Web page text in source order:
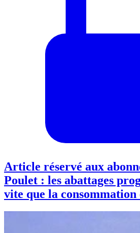
Article réservé aux
Poulet : les abattages
vite que la consommation